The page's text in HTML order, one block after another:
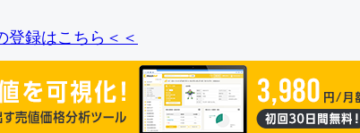
登録はこちら＜＜